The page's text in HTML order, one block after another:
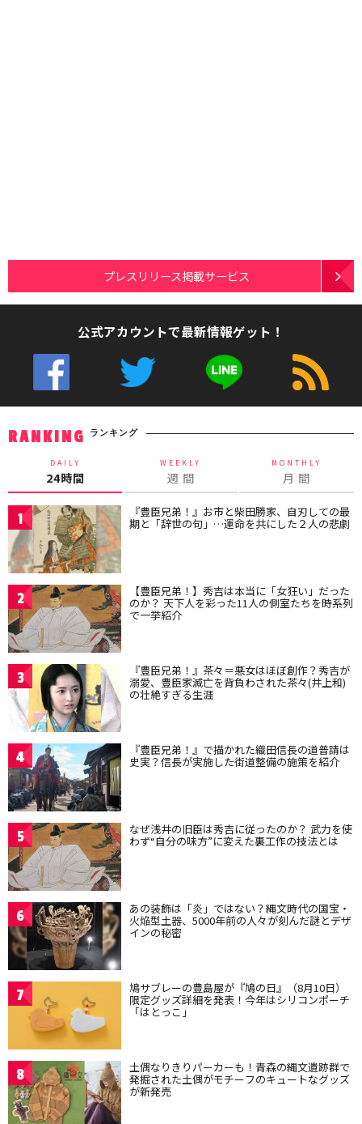
プレスリリース掲載サービス
公式アカウントで最新情報ゲット！
RANKING ランキング
DAILY
24時間
WEEKLY
週 間
MONTHLY
月 間
1 『豊臣兄弟！』お市と柴田勝家、自刃しての最
期と「辞世の句」…運命を共にした２人の悲劇
2 【豊臣兄弟！】秀吉は本当に「女狂い」だった
のか？ 天下人を彩った11人の側室たちを時系列
で一挙紹介
3 『豊臣兄弟！』茶々＝悪女はほぼ創作？秀吉が
溺愛、豊臣家滅亡を背負わされた茶々(井上和)
の壮絶すぎる生涯
4 『豊臣兄弟！』で描かれた織田信長の道普請は
史実？信長が実施した街道整備の施策を紹介
5 なぜ浅井の旧臣は秀吉に従ったのか？ 武力を使
わず“自分の味方”に変えた裏工作の技法とは
6 あの装飾は「炎」ではない？縄文時代の国宝・
火焔型土器、5000年前の人々が刻んだ謎とデザ
インの秘密
7 鳩サブレーの豊島屋が『鳩の日』（8月10日）
限定グッズ詳細を発表！今年はシリコンポーチ
「はとっこ」
8 土偶なりきりパーカーも！青森の縄文遺跡群で
発掘された土偶がモチーフのキュートなグッズ
が新発売